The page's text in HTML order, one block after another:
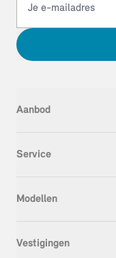
Aanbod
Occasion
Service
Onderhoud & Reparatie
Schadeherstel
Modellen
MINI Cooper
Vestigingen